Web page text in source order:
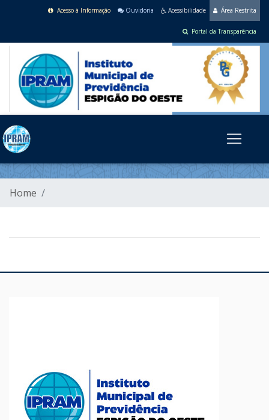
Área Restrita
Acessibilidade
Ouvidoria
Acesso à Informação
Portal da Transparência
Home